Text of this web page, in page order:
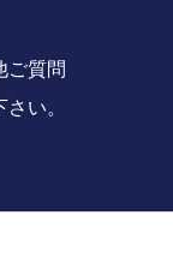
ご質問
い。